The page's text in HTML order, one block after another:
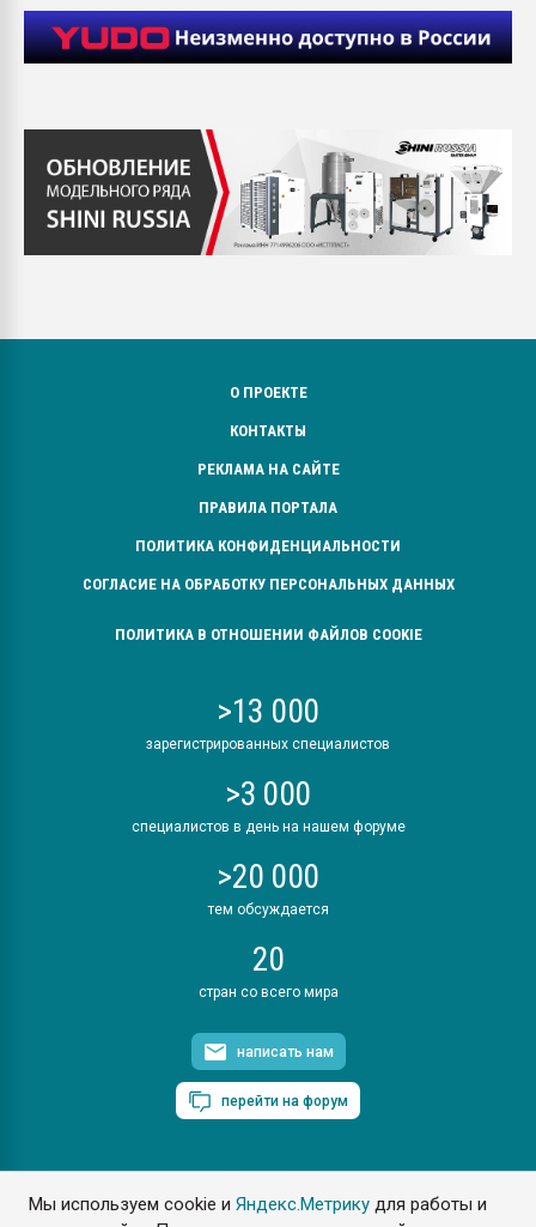
Мы используем cookie иЯндекс.Метрику для работы и
О ПРОЕКТЕ
КОНТАКТЫ
РЕКЛАМА НА САЙТЕ
ПРАВИЛА ПОРТАЛА
ПОЛИТИКА КОНФИДЕНЦИАЛЬНОСТИ
СОГЛАСИЕ НА ОБРАБОТКУ ПЕРСОНАЛЬНЫХ ДАННЫХ
ПОЛИТИКА В ОТНОШЕНИИ ФАЙЛОВ COOKIE
>13 000
зарегистрированных специалистов
>3 000
специалистов в день на нашем форуме
>20 000
тем обсуждается
20
стран со всего мира
написать нам
перейти на форум
ПластЭксперт © 2006. Все права защищены